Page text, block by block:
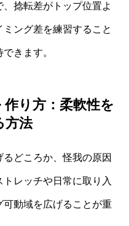
捻転差がトップ位置よ
ング差を練習すること
きます。
り方：柔軟性を
方法
どころか、怪我の原因
レッチや日常に取り入
動域を広げることが重